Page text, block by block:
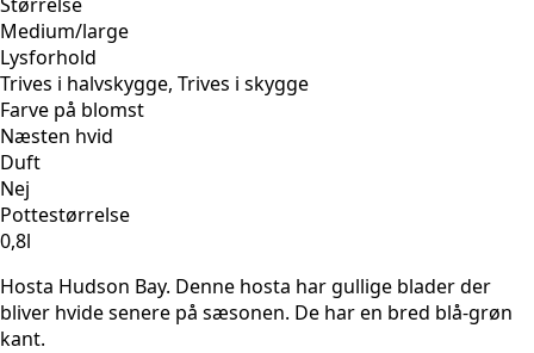
Medium/large
Lysforhold
Trives i halvskygge, Trives i skygge
Farve på blomst
Næsten hvid
Duft
Nej
Pottestørrelse
0,8l
Hosta Hudson Bay. Denne hosta har gullige blader der
bliver hvide senere på sæsonen. De har en bred blå-grøn
kant.